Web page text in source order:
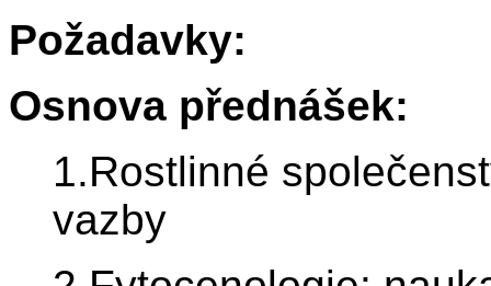
Požadavky:
Osnova přednášek:
1.Rostlinné
vazby